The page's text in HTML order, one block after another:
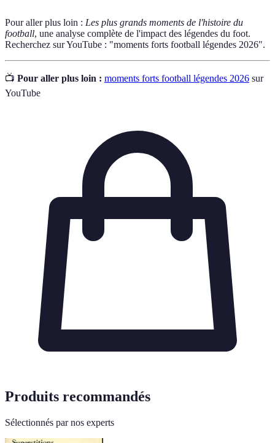
Pour aller plus loin : Les plus grands moments de l'histoire du
football, une analyse complète de l'impact des légendes du foot.
Recherchez sur YouTube : "moments forts football légendes 2026".
📺 Pour aller plus loin : moments forts football légendes 2026 sur
YouTube
Produits recommandés
Sélectionnés par nos experts